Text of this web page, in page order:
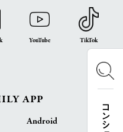
YouTube TikTok
APP
Android